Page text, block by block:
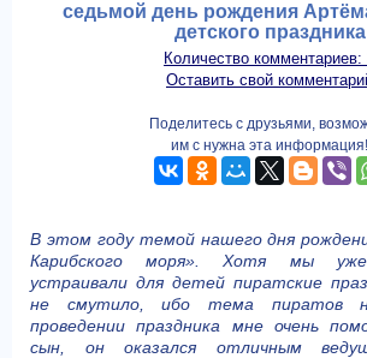
седьмой день рождения
детского праздника
Количество комментариев:
Оставить свой
Поделитесь с друзьями,
им с нужна эта информация!
В этом году темой нашего дня
Карибского моря». Хотя мы уже
устраивали для детей пиратские
не смутило, ибо тема пиратов
проведении праздника мне очень
сын, он оказался отличным